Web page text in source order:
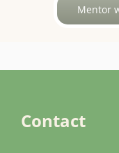
Mentor
Contact